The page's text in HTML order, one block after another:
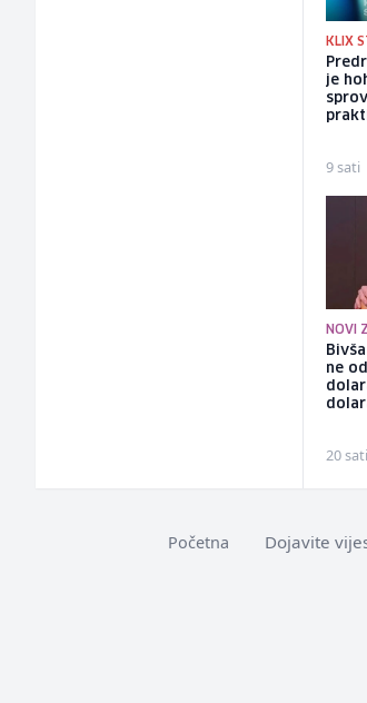
KLIX
je
9 sati
NOVI
ne
20 sati
Početna Dojavite